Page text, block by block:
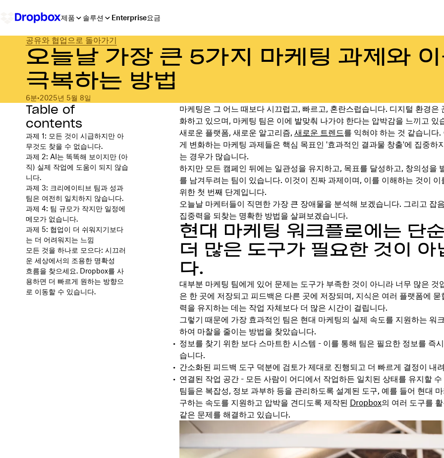
제품 솔루션 Enterprise요금
공유와 협업으로 돌아가기
오늘날 가장 큰 5가지 마케팅 과제와
극복하는 방법
6분•2025년 5월 8일
Table of
contents
과제 1: 모든 것이 시급하지만 아
무것도 찾을 수 없습니다.
과제 2: AI는 똑똑해 보이지만 (아
직) 실제 작업에 도움이 되지 않습
니다.
과제 3: 크리에이티브 팀과 성과
팀은 여전히 일치하지 않습니다.
과제 4: 팀 규모가 작지만 일정에
메모가 없습니다.
과제 5: 협업이 더 쉬워지기보다
는 더 어려워지는 느낌
모든 것을 하나로 모으다: 시끄러
운 세상에서의 조용한 명확성
흐름을 찾으세요. Dropbox를 사
용하면 더 빠르게 원하는 방향으
로 이동할 수 있습니다.
마케팅은 그 어느 때보다 시끄럽고, 빠르고, 혼란스럽습니다. 디지털 환경은
화하고 있으며, 마케팅 팀은 이에 발맞춰 나가야 한다는 압박감을 느끼고 있
새로운 플랫폼, 새로운 알고리즘, 새로운 트렌드를 익혀야 하는 것 같습니다.
게 변화하는 마케팅 과제들은 핵심 목표인 '효과적인 결과물 창출'에 집중하
는 경우가 많습니다.
하지만 모든 캠페인 뒤에는 일관성을 유지하고, 목표를 달성하고, 창의성을
를 남겨두려는 팀이 있습니다. 이것이 진짜 과제이며, 이를 이해하는 것이 이
위한 첫 번째 단계입니다.
오늘날 마케터들이 직면한 가장 큰 장애물을 분석해 보겠습니다. 그리고 잡
집중력을 되찾는 명확한 방법을 살펴보겠습니다.
현대 마케팅 워크플로에는 단
더 많은 도구가 필요한 것이 아
다.
대부분 마케팅 팀에게 있어 문제는 도구가 부족한 것이 아니라 너무 많은 것
은 한 곳에 저장되고 피드백은 다른 곳에 저장되며, 지식은 여러 플랫폼에 묻
력을 유지하는 데는 작업 자체보다 더 많은 시간이 걸립니다.
그렇기 때문에 가장 효과적인 팀은 현대 마케팅의 실제 속도를 지원하는 워
하여 마찰을 줄이는 방법을 찾았습니다.
정보를 찾기 위한 보다 스마트한 시스템 - 이를 통해 팀은 필요한 정보를 즉
습니다.
간소화된 피드백 도구 덕분에 검토가 제대로 진행되고 더 빠르게 결정이 내
연결된 작업 공간 - 모든 사람이 어디에서 작업하든 일치된 상태를 유지할
팀들은 복잡성, 정보 과부하 등을 관리하도록 설계된 도구, 예를 들어 현대
구하는 속도를 지원하고 압박을 견디도록 제작된 Dropbox의 여러 도구를
같은 문제를 해결하고 있습니다.